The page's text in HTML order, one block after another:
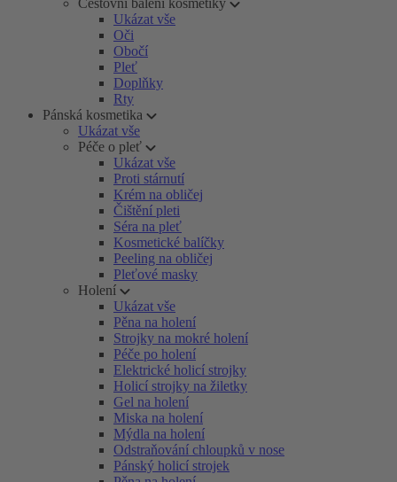
Cestovní balení kosmetiky
Ukázat vše
Oči
Obočí
Pleť
Doplňky
Rty
Pánská kosmetika
Ukázat vše
Péče o pleť
Ukázat vše
Proti stárnutí
Krém na obličej
Čištění pleti
Séra na pleť
Kosmetické balíčky
Peeling na obličej
Pleťové masky
Holení
Ukázat vše
Pěna na holení
Strojky na mokré holení
Péče po holení
Elektrické holicí strojky
Holicí strojky na žiletky
Gel na holení
Miska na holení
Mýdla na holení
Odstraňování chloupků v nose
Pánský holicí strojek